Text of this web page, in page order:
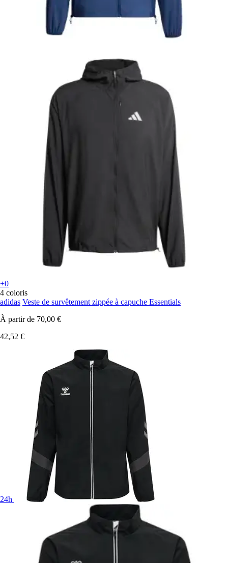
+0
4 coloris
adidas Veste de survêtement zippée à capuche Essentials
À partir de 70,00 €
42,52 €
24h